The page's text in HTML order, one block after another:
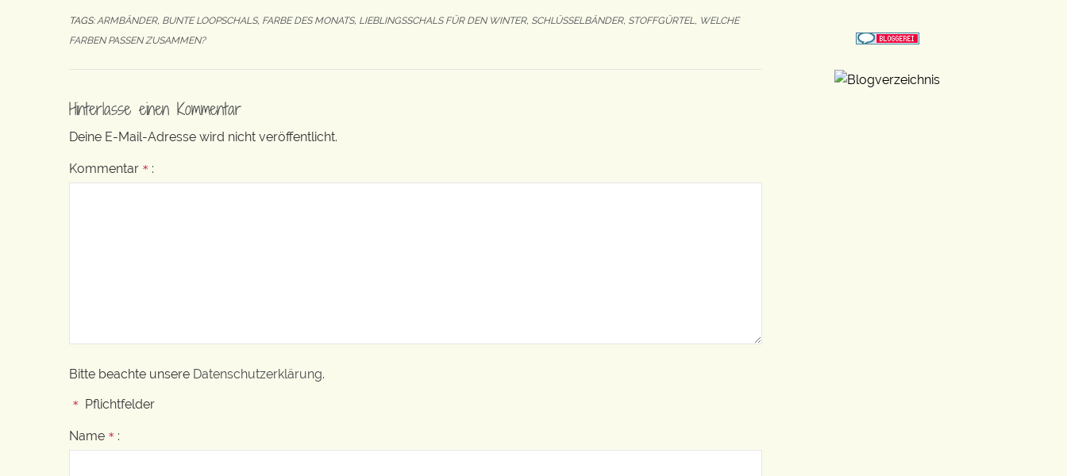
TAGS:ARMBÄNDER, BUNTE LOOPSCHALS, FARBE DES MONATS, LIEBLINGSSCHALS FÜR DEN WINTER, SCHLÜSSELBÄNDER, STOFFGÜRTEL, WELCHE
FARBEN PASSEN ZUSAMMEN?
Hinterlasse einen Kommentar
Deine E-Mail-Adresse wird nicht veröffentlicht.
Kommentar * :
Bitte beachte unsere Datenschutzerklärung.
* Pflichtfelder
Name * :